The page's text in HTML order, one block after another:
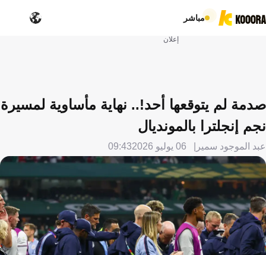
مباشر
إعلان
صدمة لم يتوقعها أحد!.. نهاية مأساوية لمسيرة
نجم إنجلترا بالمونديال
عبد الموجود سمير 06 يوليو 2026 09:43